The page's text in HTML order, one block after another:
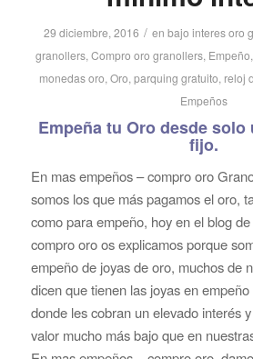
29 diciembre, 2016 / enbajo interes oro
granollers,Compro oro granollers, Empeño
monedas oro,Oro,parquing gratuito, reloj
Empeños
Empeña tu Oro desde solo
fijo.
En mas empeños – compro oro
somos los que más pagamos el oro,
como para empeño, hoy en el blog
compro oro os explicamos porque
empeño de joyas de oro, muchos de
dicen que tienen las joyas en
donde les cobran un elevado interés
valor mucho más bajo que en